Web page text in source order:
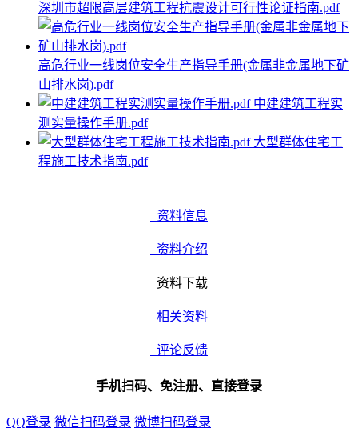
深圳市超限高层建筑工程抗震设计可行性论证指南.pdf
高危行业一线岗位安全生产指导手册(金属非金属地下矿
山排水岗).pdf
中建建筑工程实
测实量操作手册.pdf
大型群体住宅工
程施工技术指南.pdf
资料信息
资料介绍
资料下载
相关资料
评论反馈
手机扫码、免注册、直接登录
QQ登录 微信扫码登录 微博扫码登录